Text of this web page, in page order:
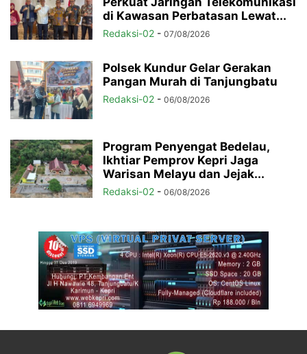
di Kawasan Perbatasan Lewat...
Redaksi-02 - 07/08/2026
Polsek Kundur Gelar Gerakan
Pangan Murah di Tanjungbatu
Redaksi-02 - 06/08/2026
Program Penyengat Bedelau,
Ikhtiar Pemprov Kepri Jaga
Warisan Melayu dan Jejak...
Redaksi-02 - 06/08/2026